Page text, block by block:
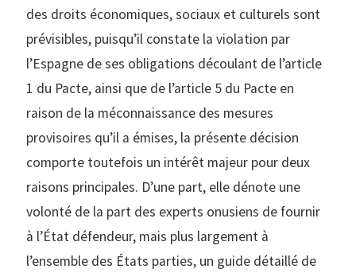
des droits économiques, sociaux et culturels sont
prévisibles, puisqu’il constate la violation par
l’Espagne de ses obligations découlant de l’article
1 du Pacte, ainsi que de l’article 5 du Pacte en
raison de la méconnaissance des mesures
provisoires qu’il a émises, la présente décision
comporte toutefois un intérêt majeur pour deux
raisons principales. D’une part, elle dénote une
volonté de la part des experts onusiens de fournir
à l’État défendeur, mais plus largement à
l’ensemble des États parties, un guide détaillé de